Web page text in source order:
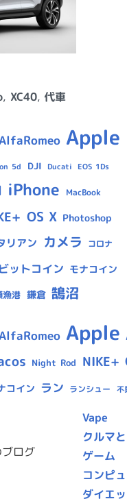
, XC40, 代車
Apple
5d DJI Ducati EOS 1Ds
iPhone MacBook
OS X Photoshop
リアン カメラ コロナ
ビットコイン モナコイン
漁港 鎌倉 鵠沼
Apple
Night Rod NIKE+
コイン ラン ランシュー 不
ログ
Vape
クルマ
ゲーム
コンピ
ダイエ